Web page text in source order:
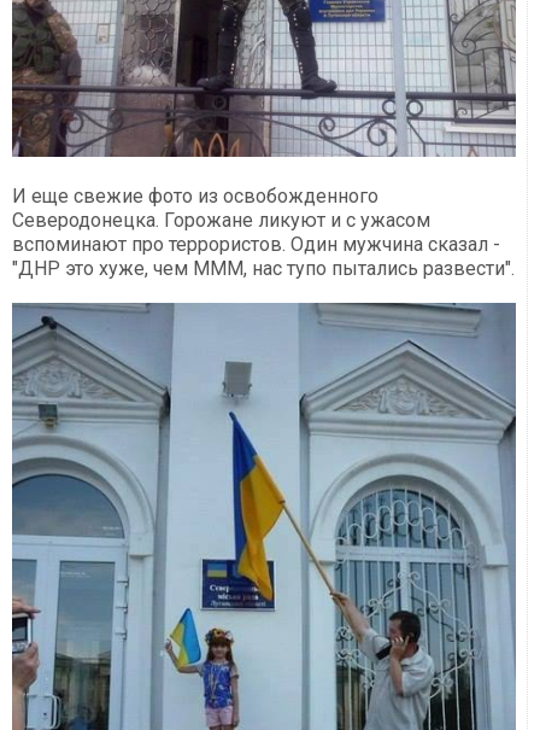
И еще свежие фото из освобожденного
Северодонецка. Горожане ликуют и с ужасом
вспоминают про террористов. Один мужчина сказал -
"ДНР это хуже, чем МММ, нас тупо пытались развести".